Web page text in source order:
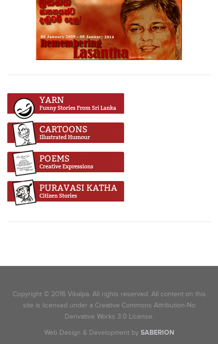
Copyright © 2016 Vikalpa. All rights reserved. All content on this
site is licensed under a Creative Commons Attribution-No
Derivative Works 3.0 License.
Web Design & Development by SABERION